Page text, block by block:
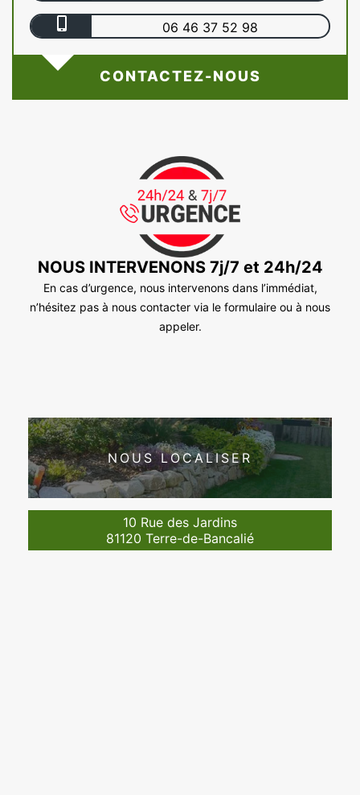
06 46 37 52 98
CONTACTEZ-NOUS
NOUS INTERVENONS 7j/7 et 24h/24
En cas d’urgence, nous intervenons dans l’immédiat,
n’hésitez pas à nous contacter via le formulaire ou à nous
appeler.
NOUS LOCALISER
10 Rue des Jardins
81120 Terre-de-Bancalié